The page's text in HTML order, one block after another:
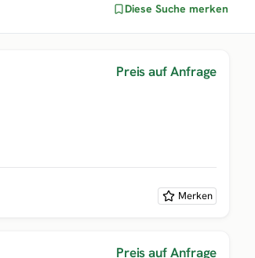
Diese Suche merken
Preis auf Anfrage
Merken
Preis auf Anfrage